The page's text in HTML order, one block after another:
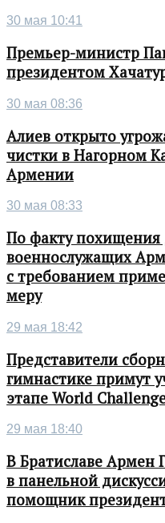
30 мая 10:41
Премьер-министр
президентом
30 мая 08:36
Алиев открыто
чистки в Нагорном
Армении
30 мая 08:33
По факту похищения
военнослужащих
с требованием
меру
29 мая 18:42
Представители
гимнастике примут
этапе World
29 мая 18:40
В Братиславе Армен
в панельной
помощник